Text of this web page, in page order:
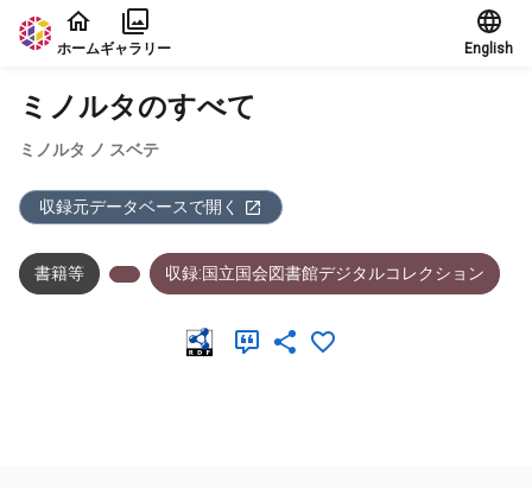
本文に飛ぶ
ホームギャラリー English
ミノルタのすべて
ミノルタ ノ スベテ
収録元データベースで開く
書籍等 収録:国立国会図書館デジタルコレクション